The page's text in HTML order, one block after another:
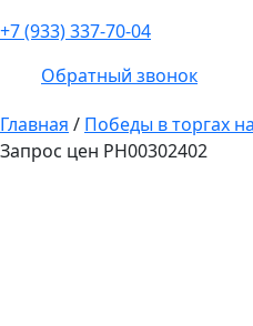
+7 (933) 337-70-04
Обратный звонок
Главная / Победы в торгах
Запрос цен РН00302402